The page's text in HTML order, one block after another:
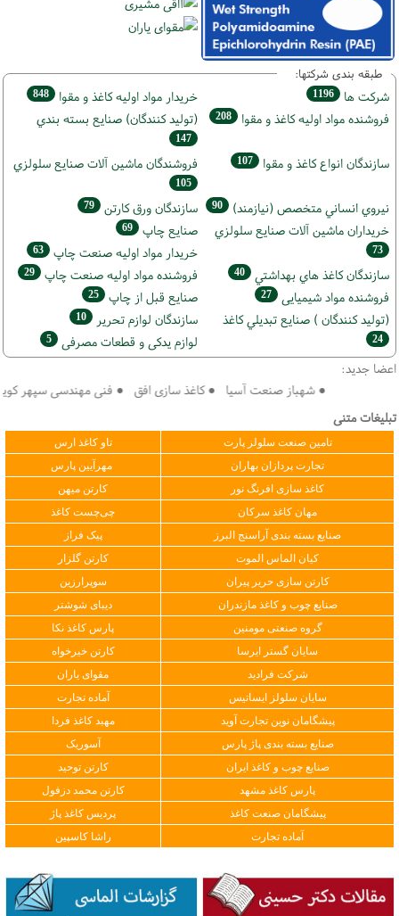
طبقه بندی شرکتها:
شركت ها 1196 خريدار مواد اوليه كاغذ و مقوا 848
فروشنده مواد اوليه كاغذ و مقوا 208 (تولید كنندگان) صنايع بسته بندي
147
سازندگان انواع کاغذ و مقوا 107 فروشندگان ماشين آلات صنايع سلولزي
105
نيروي انساني متخصص (نیازمند) 90 سازندگان ورق كارتن 79
خریداران ماشين آلات صنايع سلولزي
73
صنايع چاپ 69
خريدار مواد اوليه صنعت چاپ 63
سازندگان كاغذ هاي بهداشتي 40 فروشنده مواد اوليه صنعت چاپ 29
فروشنده مواد شیمیایی 27 صنايع قبل از چاپ 25
(تولید كنندگان ) صنايع تبديلي كاغذ
24
سازندگان لوازم تحریر 10
لوازم یدکی و قطعات مصرفی 5
اعضا جدید:
● شهباز صنعت آسیا ● کاغذ سازی افق ● فنی مهندسی سپهر کویر
تبلیغات متنی
تامین صنعت سلولز پارت
تاو کاغذ ارس
تجارت پردازان بهاران
مهرآیین پارس
کاغذ سازی افرنگ نور
کارتن میهن
مهان کاغذ سرکان
چی‌چست کاغذ
صنایع بسته بندی آراسنج البرز
پیک فراز
کیان الماس الموت
کارتن گلزار
کارتن سازی حریر پیران
سوپرارزین
صنایع چوب و کاغذ مازندران
دیبای شوشتر
گروه صنعتی مومنین
پارس کاغذ نکا
سایان گستر ایرسا
کارتن خیرخواه
شرکت فرادید
مقوای یاران
سایان سلولز ایساتیس
آماده تجارت
پیشگامان نوین تجارت آوید
مهبد کاغذ فردا
صنایع بسته بندی پاژ پارس
آسوریک
صنایع چوب و کاغذ ایران
کارتن توحید
پارس کاغذ مشهد
کارتن محمد دزفول
پیشگامان صنعت کاغذ
پردیس کاغذ پاژ
آماده تجارت
راشا کاسپین